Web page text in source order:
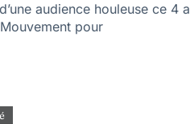
audience houleuse ce
pour